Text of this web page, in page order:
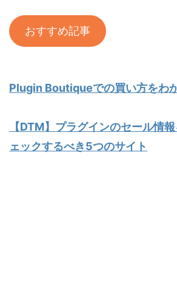
おすすめ記事
Plugin Boutiqueでの買い方をわ
【DTM】プラグインのセール情
ェックするべき5つのサイト